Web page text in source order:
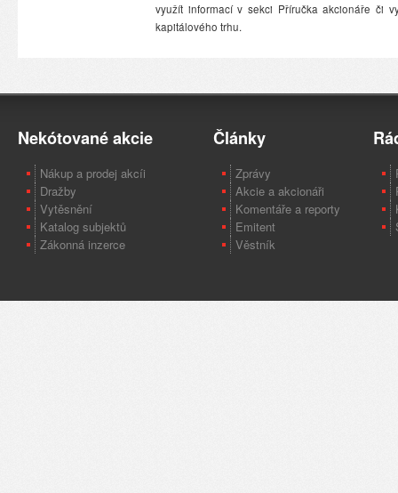
využít informací v sekci Příručka akcionáře či
kapitálového trhu.
Nekótované akcie
Nákup a prodej akcíi
Dražby
Vytěsnění
Katalog subjektů
Zákonná inzerce
Články
Zprávy
Akcie a akcionáři
Komentáře a reporty
Emitent
Věstník